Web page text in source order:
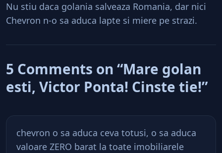
Nu stiu daca golania salveaza Romania, dar nici
Chevron n-o sa aduca lapte si miere pe strazi.
5 Comments on “Mare golan
esti, Victor Ponta! Cinste tie!”
chevron o sa aduca ceva totusi, o sa aduca
valoare ZERO barat la toate imobiliarele